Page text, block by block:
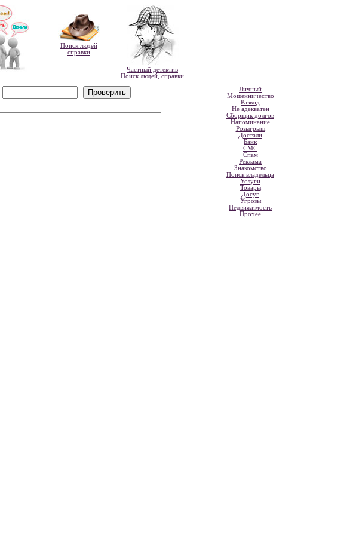
Поиск людей
справки
Частный детектив
Поиск людей, справки
Личный
Мошенничество
Развод
Не адекватен
Сборщик долгов
Напоминание
Розыгрыш
Достали
Банк
СМС
Спам
Реклама
Знакомство
Поиск владельца
Услуги
Товары
Досуг
Угрозы
Недвижимость
Прочее